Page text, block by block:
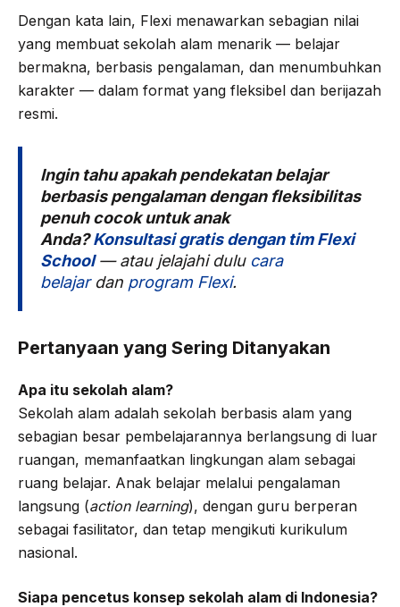
Dengan kata lain, Flexi menawarkan sebagian nilai
yang membuat sekolah alam menarik — belajar
bermakna, berbasis pengalaman, dan menumbuhkan
karakter — dalam format yang fleksibel dan berijazah
resmi.
Ingin tahu apakah pendekatan belajar
berbasis pengalaman dengan fleksibilitas
penuh cocok untuk anak
Anda?Konsultasi gratis dengan tim Flexi
School— atau jelajahi dulu cara
belajardan program Flexi.
Pertanyaan yang Sering Ditanyakan
Apa itu sekolah alam?
Sekolah alam adalah sekolah berbasis alam yang
sebagian besar pembelajarannya berlangsung di luar
ruangan, memanfaatkan lingkungan alam sebagai
ruang belajar. Anak belajar melalui pengalaman
langsung (action learning), dengan guru berperan
sebagai fasilitator, dan tetap mengikuti kurikulum
nasional.
Siapa pencetus konsep sekolah alam di Indonesia?